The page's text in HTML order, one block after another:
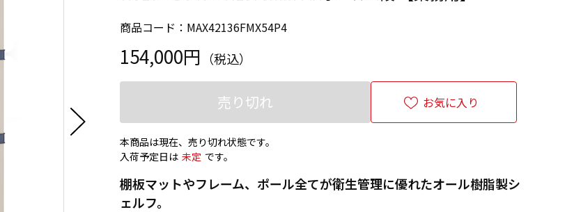
商品コード：MAX42136FMX54P4
154,000円 （税込）
売り切れ お気に入り
本商品は現在、売り切れ状態です。
入荷予定日は 未定 です。
棚板マットやフレーム、ポール全てが衛生管理に優れたオール樹脂製シ
ェルフ。